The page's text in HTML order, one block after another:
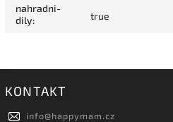
nahradni-
dily: true
KONTAKT
info@happymam.cz